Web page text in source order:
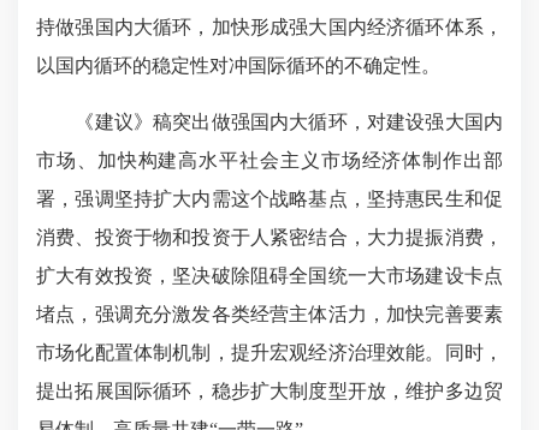
持做强国内大循环，加快形成强大国内经济循环体系，
以国内循环的稳定性对冲国际循环的不确定性。
《建议》稿突出做强国内大循环，对建设强大国内
市场、加快构建高水平社会主义市场经济体制作出部
署，强调坚持扩大内需这个战略基点，坚持惠民生和促
消费、投资于物和投资于人紧密结合，大力提振消费，
扩大有效投资，坚决破除阻碍全国统一大市场建设卡点
堵点，强调充分激发各类经营主体活力，加快完善要素
市场化配置体制机制，提升宏观经济治理效能。同时，
提出拓展国际循环，稳步扩大制度型开放，维护多边贸